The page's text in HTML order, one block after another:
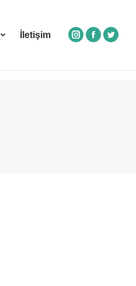
İletişim
Instagram
Facebook